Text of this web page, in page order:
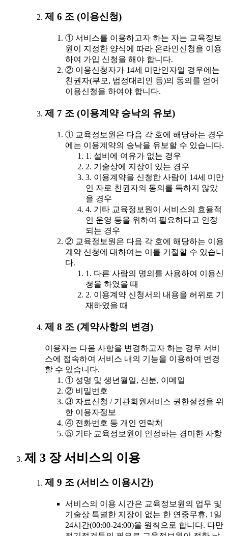
제 6 조 (이용신청)
① 서비스를 이용하고자 하는 자는 교육정보
원이 지정한 양식에 따라 온라인신청을 이용
하여 가입 신청을 해야 합니다.
② 이용신청자가 14세 미만인자일 경우에는
친권자(부모, 법정대리인 등)의 동의를 얻어
이용신청을 하여야 합니다.
제 7 조 (이용계약 승낙의 유보)
① 교육정보원은 다음 각 호에 해당하는 경우
에는 이용계약의 승낙을 유보할 수 있습니다.
1. 설비에 여유가 없는 경우
2. 기술상에 지장이 있는 경우
3. 이용계약을 신청한 사람이 14세 미만
인 자로 친권자의 동의를 득하지 않았
을 경우
4. 기타 교육정보원이 서비스의 효율적
인 운영 등을 위하여 필요하다고 인정
되는 경우
② 교육정보원은 다음 각 호에 해당하는 이용
계약 신청에 대하여는 이를 거절할 수 있습니
다.
1. 다른 사람의 명의를 사용하여 이용신
청을 하였을 때
2. 이용계약 신청서의 내용을 허위로 기
재하였을 때
제 8 조 (계약사항의 변경)
이용자는 다음 사항을 변경하고자 하는 경우 서비
스에 접속하여 서비스 내의 기능을 이용하여 변경
할 수 있습니다.
① 성명 및 생년월일, 신분, 이메일
② 비밀번호
③ 자료신청 / 기관회원서비스 권한설정을 위
한 이용자정보
④ 전화번호 등 개인 연락처
⑤ 기타 교육정보원이 인정하는 경미한 사항
제 3 장 서비스의 이용
제 9 조 (서비스 이용시간)
서비스의 이용 시간은 교육정보원의 업무 및
기술상 특별한 지장이 없는 한 연중무휴, 1일
24시간(00:00-24:00)을 원칙으로 합니다. 다만